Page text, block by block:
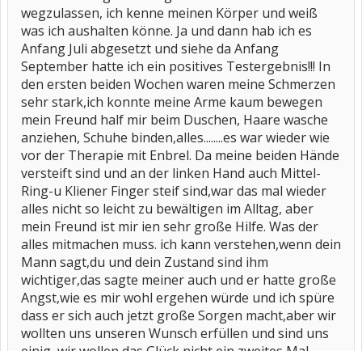
wegzulassen, ich kenne meinen Körper und weiß
was ich aushalten könne. Ja und dann hab ich es
Anfang Juli abgesetzt und siehe da Anfang
September hatte ich ein positives Testergebnis!!! In
den ersten beiden Wochen waren meine Schmerzen
sehr stark,ich konnte meine Arme kaum bewegen
mein Freund half mir beim Duschen, Haare wasche
anziehen, Schuhe binden,alles........es war wieder wie
vor der Therapie mit Enbrel. Da meine beiden Hände
versteift sind und an der linken Hand auch Mittel-
Ring-u Kliener Finger steif sind,war das mal wieder
alles nicht so leicht zu bewältigen im Alltag, aber
mein Freund ist mir ien sehr große Hilfe. Was der
alles mitmachen muss. ich kann verstehen,wenn dein
Mann sagt,du und dein Zustand sind ihm
wichtiger,das sagte meiner auch und er hatte große
Angst,wie es mir wohl ergehen würde und ich spüre
dass er sich auch jetzt große Sorgen macht,aber wir
wollten uns unseren Wunsch erfüllen und sind uns